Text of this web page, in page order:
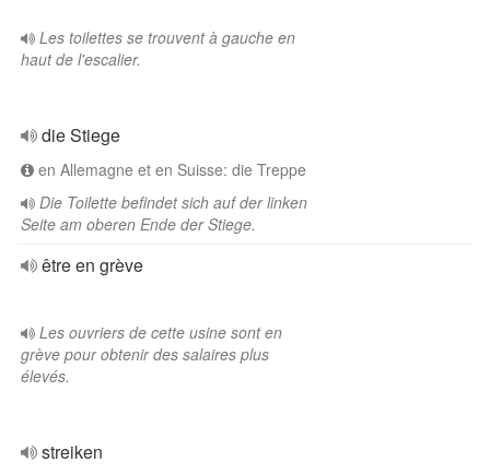
Les toilettes se trouvent à gauche en
haut de l'escalier.
die Stiege
en Allemagne et en Suisse: die Treppe
Die Toilette befindet sich auf der linken
Seite am oberen Ende der Stiege.
être en grève
Les ouvriers de cette usine sont en
grève pour obtenir des salaires plus
élevés.
streiken